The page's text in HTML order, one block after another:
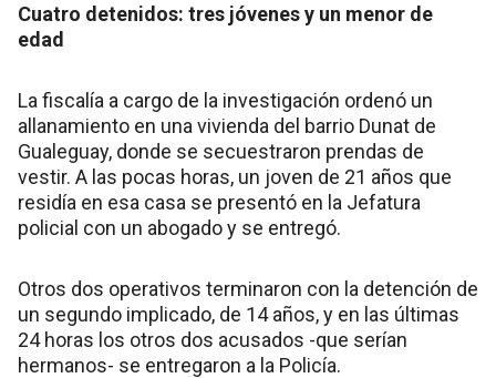
Cuatro detenidos: tres jóvenes y un menor de
edad
La fiscalía a cargo de la investigación ordenó un
allanamiento en una vivienda del barrio Dunat de
Gualeguay, donde se secuestraron prendas de
vestir. A las pocas horas, un joven de 21 años que
residía en esa casa se presentó en la Jefatura
policial con un abogado y se entregó.
Otros dos operativos terminaron con la detención de
un segundo implicado, de 14 años, y en las últimas
24 horas los otros dos acusados -que serían
hermanos- se entregaron a la Policía.